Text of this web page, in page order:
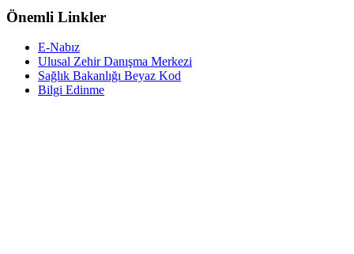
Önemli Linkler
E-Nabız
Ulusal Zehir Danışma Merkezi
Sağlık Bakanlığı Beyaz Kod
Bilgi Edinme